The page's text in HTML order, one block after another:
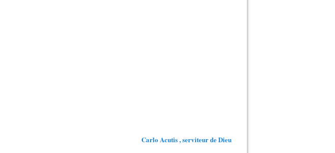
Carlo Acutis , serviteur de Dieu